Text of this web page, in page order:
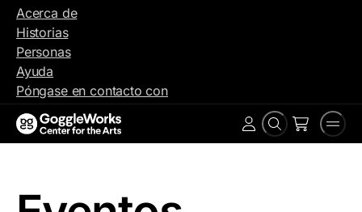
contenido
Acerca de
Historias
Personas
Ayuda
Póngase en contacto con
Buscar
en
Cuenta